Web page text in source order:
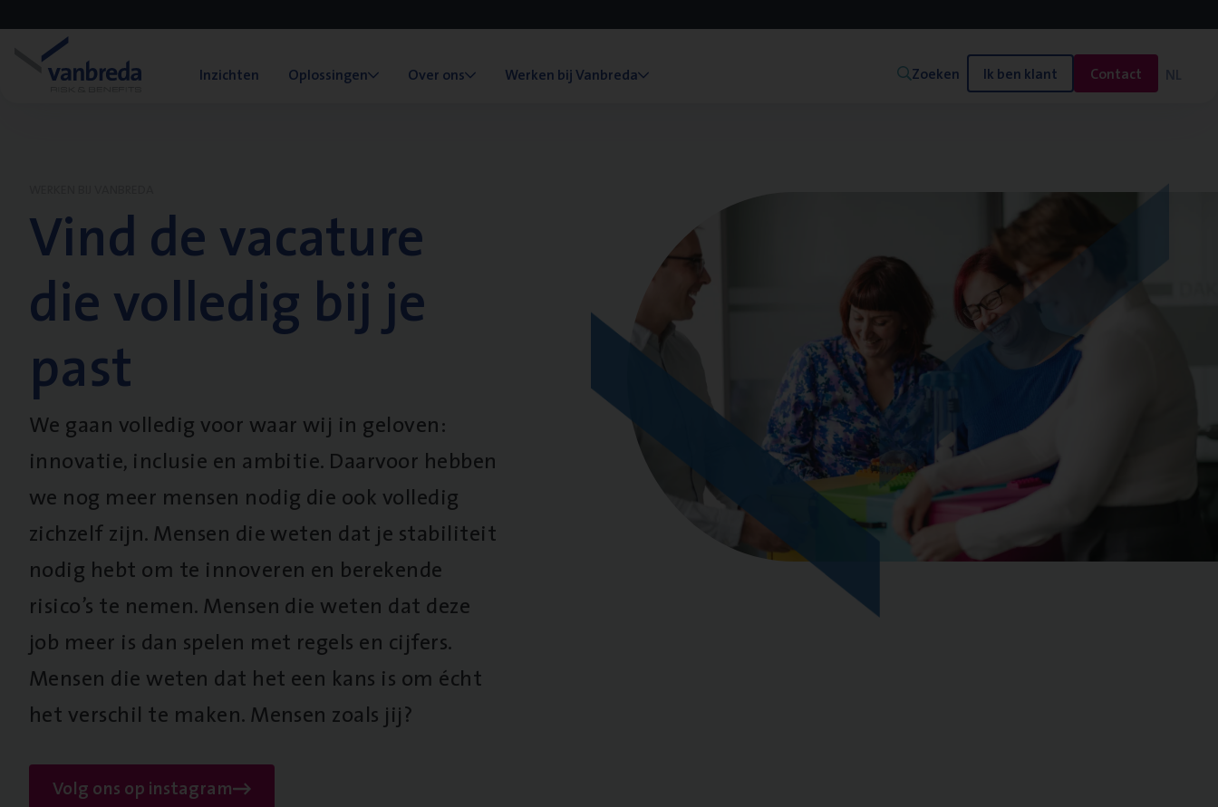
Inzichten Oplossingen Over ons Werken bij Vanbreda Zoeken Ik ben klant Contact NL
Vind de vacature
die volledig bij je
past
We gaan volledig voor waar wij in geloven:
innovatie, inclusie en ambitie. Daarvoor hebben
we nog meer mensen nodig die ook volledig
zichzelf zijn. Mensen die weten dat je stabiliteit
nodig hebt om te innoveren en berekende
risico’s te nemen. Mensen die weten dat deze
job meer is dan spelen met regels en cijfers.
Mensen die weten dat het een kans is om écht
het verschil te maken. Mensen zoals jij?
Volg ons op instagram